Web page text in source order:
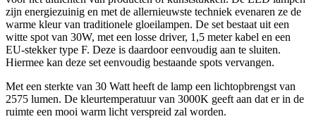
zijn energiezuinig en met de allernieuwste techniek evenaren ze de
warme kleur van traditionele gloeilampen. De set bestaat uit een
witte spot van 30W, met een losse driver, 1,5 meter kabel en een
EU-stekker type F. Deze is daardoor eenvoudig aan te sluiten.
Hiermee kan deze set eenvoudig bestaande spots vervangen.
Met een sterkte van 30 Watt heeft de lamp een lichtopbrengst van
2575 lumen. De kleurtemperatuur van 3000K geeft aan dat er in de
ruimte een mooi warm licht verspreid zal worden.